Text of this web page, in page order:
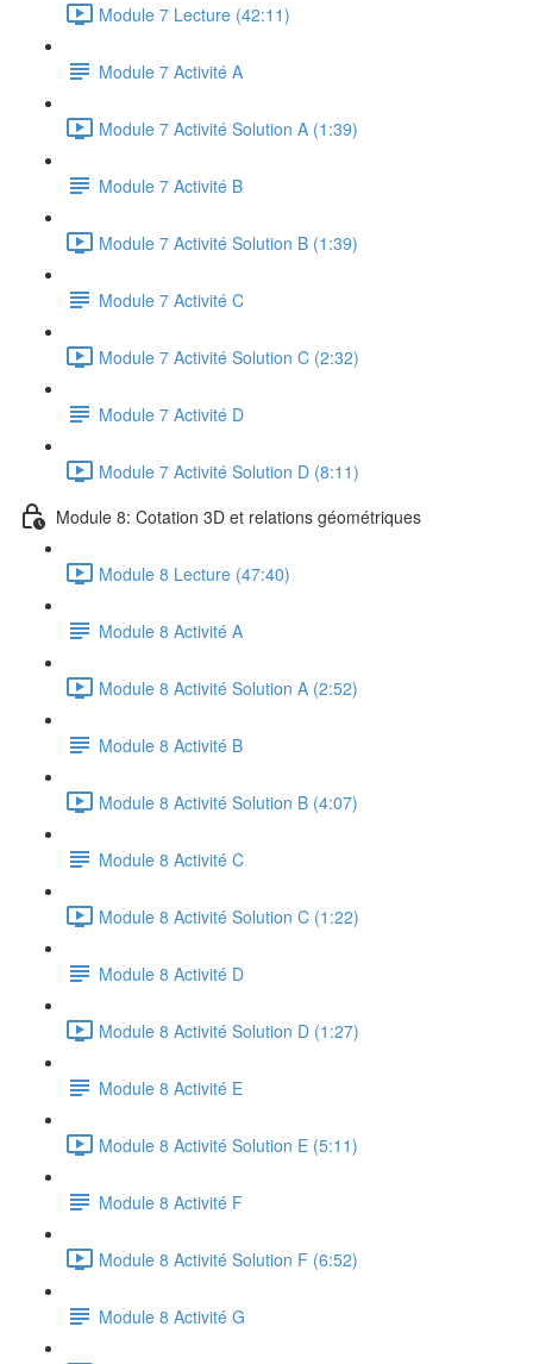
Module 7 Lecture (42:11)
Module 7 Activité A
Module 7 Activité Solution A (1:39)
Module 7 Activité B
Module 7 Activité Solution B (1:39)
Module 7 Activité C
Module 7 Activité Solution C (2:32)
Module 7 Activité D
Module 7 Activité Solution D (8:11)
Module 8: Cotation 3D et relations géométriques
Module 8 Lecture (47:40)
Module 8 Activité A
Module 8 Activité Solution A (2:52)
Module 8 Activité B
Module 8 Activité Solution B (4:07)
Module 8 Activité C
Module 8 Activité Solution C (1:22)
Module 8 Activité D
Module 8 Activité Solution D (1:27)
Module 8 Activité E
Module 8 Activité Solution E (5:11)
Module 8 Activité F
Module 8 Activité Solution F (6:52)
Module 8 Activité G